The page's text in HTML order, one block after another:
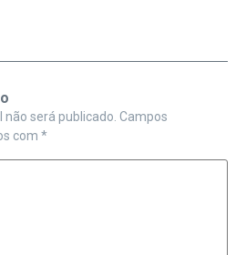
será publicado. Campos
com *